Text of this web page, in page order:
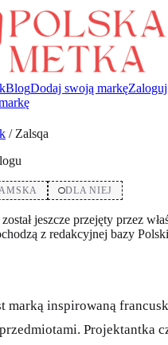
BlogDodaj swoją markę
/ Zalsqa
DLA NIEJ
jeszcze przejęty przez
z redakcyjnej bazy
marką inspirowaną
Projektantka